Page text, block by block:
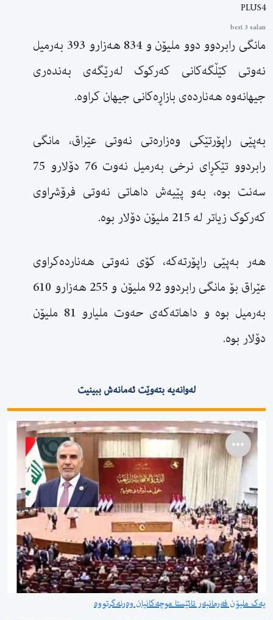
PLUS4
berî 3 salan
مانگی رابردوو دوو ملیۆن و 834 هەزارو 393 بەرمیل
نەوتی کێڵگەکانی کەرکوک لەرێگەی بەندەری
جیهانەوە هەناردەی بازاڕەکانی جیهان کراوە.
بەپێی راپۆرتێکی وەزارەتی نەوتی عێراق، مانگی
رابردوو تێکڕای نرخی بەرمیل نەوت 76 دۆلارو 75
سەنت بوە، بەو پێیەش داهاتی نەوتی فرۆشراوی
کەرکوک زیاتر لە 215 ملیۆن دۆلار بوە.
هەر بەپێی راپۆرتەکە، کۆی نەوتی هەناردەکراوی
عێراق بۆ مانگی رابردوو 92 ملیۆن و 255 هەزارو 610
بەرمیل بوە و داهاتەکەی حەوت ملیارو 81 ملیۆن
دۆلار بوە.
لەوانەیە بتەوێت ئەمانەش ببینیت
یەک ملیۆن فەرمانبەر تائێستا موچەکانیان وەرنەگرتووە